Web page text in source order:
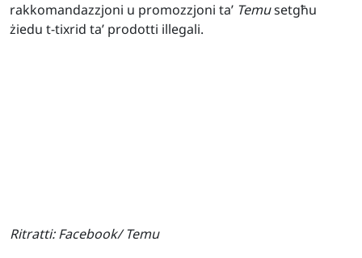
rakkomandazzjoni u promozzjoni ta’ Temusetgħu
żiedu t-tixrid ta’ prodotti illegali.
Ritratti: Facebook/ Temu